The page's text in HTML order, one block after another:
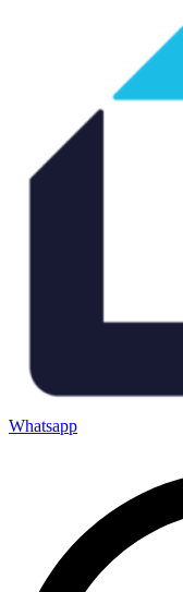
Whatsapp